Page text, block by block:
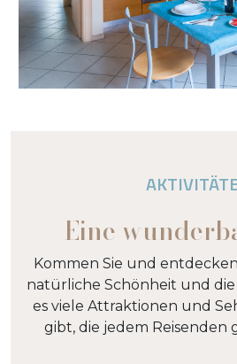
Eine
Kommen Sie und
natürliche Schönheit und
es viele Attraktionen und
gibt, die jedem Reisenden